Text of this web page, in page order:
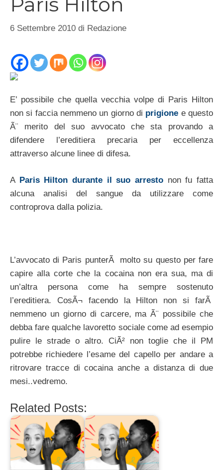
6 Settembre 2010 di Redazione
E’ possibile che quella vecchia volpe di Paris Hilton
non si faccia nemmeno un giorno di prigione e questo
Ã¨ merito del suo avvocato che sta provando a
difendere l’ereditiera precaria per eccellenza
attraverso alcune linee di difesa.
A Paris Hilton durante il suo arresto non fu fatta
alcuna analisi del sangue da utilizzare come
controprova dalla polizia.
L’avvocato di Paris punterÃ molto su questo per fare
capire alla corte che la cocaina non era sua, ma di
un’altra persona come ha sempre sostenuto
l’ereditiera. CosÃ¬ facendo la Hilton non si farÃ
nemmeno un giorno di carcere, ma Ã¨ possibile che
debba fare qualche lavoretto sociale come ad esempio
pulire le strade o altro. CiÃ² non toglie che il PM
potrebbe richiedere l’esame del capello per andare a
ritrovare tracce di cocaina anche a distanza di due
mesi..vedremo.
Related Posts: